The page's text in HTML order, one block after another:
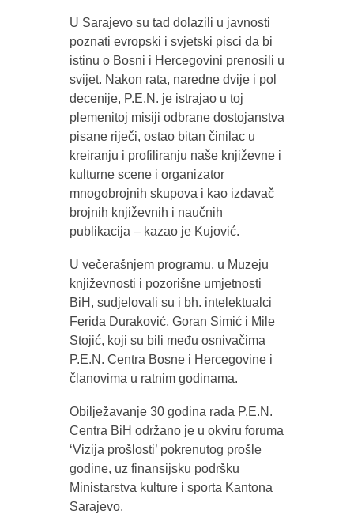
U Sarajevo su tad dolazili u javnosti
poznati evropski i svjetski pisci da bi
istinu o Bosni i Hercegovini prenosili u
svijet. Nakon rata, naredne dvije i pol
decenije, P.E.N. je istrajao u toj
plemenitoj misiji odbrane dostojanstva
pisane riječi, ostao bitan činilac u
kreiranju i profiliranju naše književne i
kulturne scene i organizator
mnogobrojnih skupova i kao izdavač
brojnih književnih i naučnih
publikacija – kazao je Kujović.
U večerašnjem programu, u Muzeju
književnosti i pozorišne umjetnosti
BiH, sudjelovali su i bh. intelektualci
Ferida Duraković, Goran Simić i Mile
Stojić, koji su bili među osnivačima
P.E.N. Centra Bosne i Hercegovine i
članovima u ratnim godinama.
Obilježavanje 30 godina rada P.E.N.
Centra BiH održano je u okviru foruma
‘Vizija prošlosti’ pokrenutog prošle
godine, uz finansijsku podršku
Ministarstva kulture i sporta Kantona
Sarajevo.